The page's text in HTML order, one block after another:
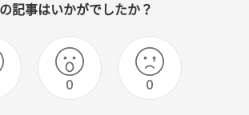
記事はいかがでしたか？
0 0